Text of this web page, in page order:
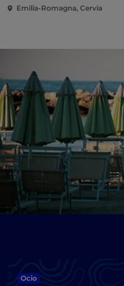
Emilia-Romagna, Cervia
Ocio